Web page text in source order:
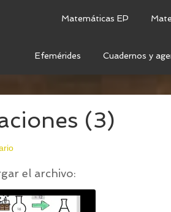
Matemáticas EP
Efemérides Cuadernos y
DE LAS OPERACIONES
(3)
el archivo: